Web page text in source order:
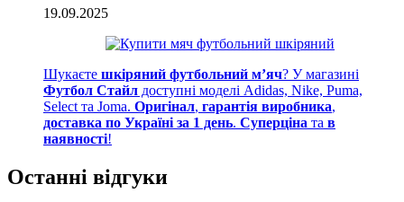
19.09.2025
Шукаєте шкіряний футбольний м’яч? У магазині
Футбол Стайл доступні моделі Adidas, Nike, Puma,
Select та Joma. Оригінал, гарантія виробника,
доставка по Україні за 1 день. Суперціна та в
наявності!
Останні відгуки